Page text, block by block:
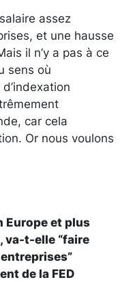
assez
et une hausse
il n’y a pas à ce
sens où
car cela
Or nous voulons
Europe et plus
va-t-elle “faire
de la FED